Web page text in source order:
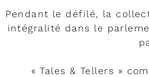
Pendant le défilé, la
intégralité dans le
« Tales & Tellers »